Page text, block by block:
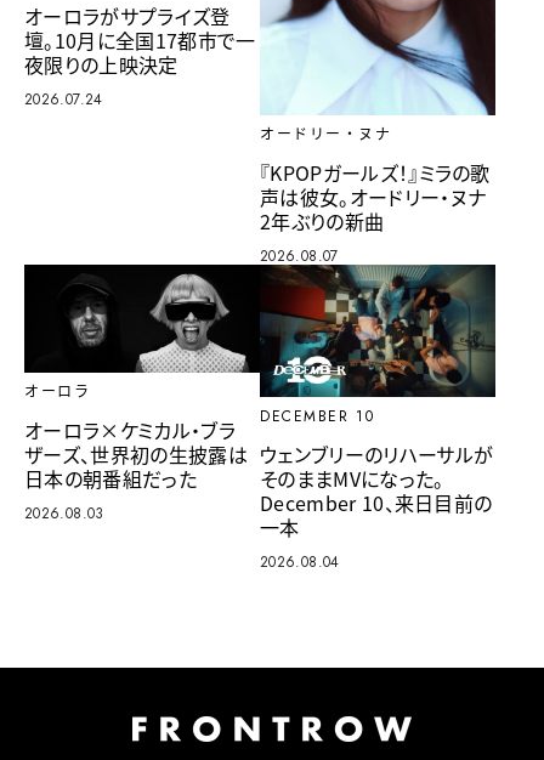
オーロラがサプライズ登
壇。10月に全国17都市で一
夜限りの上映決定
2026.07.24
オードリー・ヌナ
『KPOPガールズ！』ミラの歌
声は彼女。オードリー・ヌナ
2年ぶりの新曲
2026.08.07
オーロラ
オーロラ×ケミカル・ブラ
ザーズ、世界初の生披露は
日本の朝番組だった
2026.08.03
DECEMBER 10
ウェンブリーのリハーサルが
そのままMVになった。
December 10、来日目前の
一本
2026.08.04